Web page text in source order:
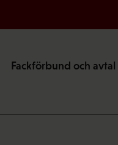
Fackförbund och avtal